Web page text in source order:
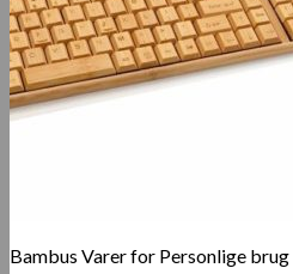
Bambus Varer for Personlige brug